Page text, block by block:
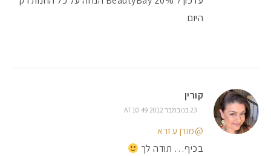
היום
קורין
23 בנובמבר 2012 AT 10:49
@מורן עזרא
בכיף… תודה לך